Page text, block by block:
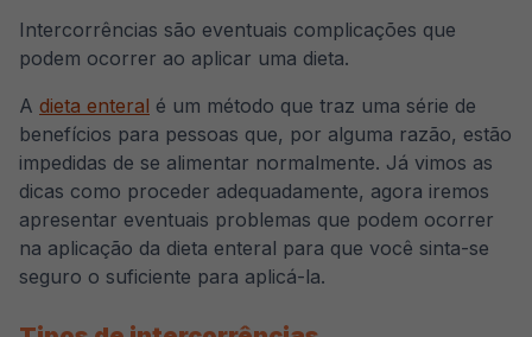
Intercorrências são eventuais complicações que
podem ocorrer ao aplicar uma dieta.
A dieta enteral é um método que traz uma série de
benefícios para pessoas que, por alguma razão, estão
impedidas de se alimentar normalmente. Já vimos as
dicas como proceder adequadamente, agora iremos
apresentar eventuais problemas que podem ocorrer
na aplicação da dieta enteral para que você sinta-se
seguro o suficiente para aplicá-la.